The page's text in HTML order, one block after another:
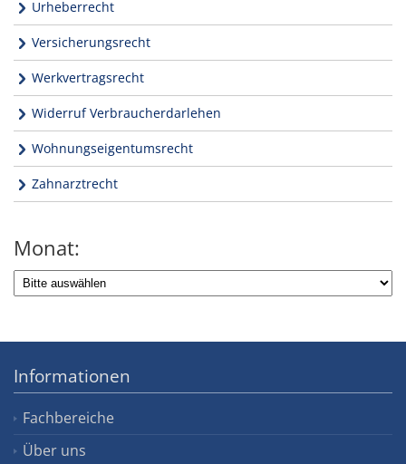
Urheberrecht
Versicherungsrecht
Werkvertragsrecht
Widerruf Verbraucherdarlehen
Wohnungseigentumsrecht
Zahnarztrecht
Monat:
Informationen
Fachbereiche
Über uns